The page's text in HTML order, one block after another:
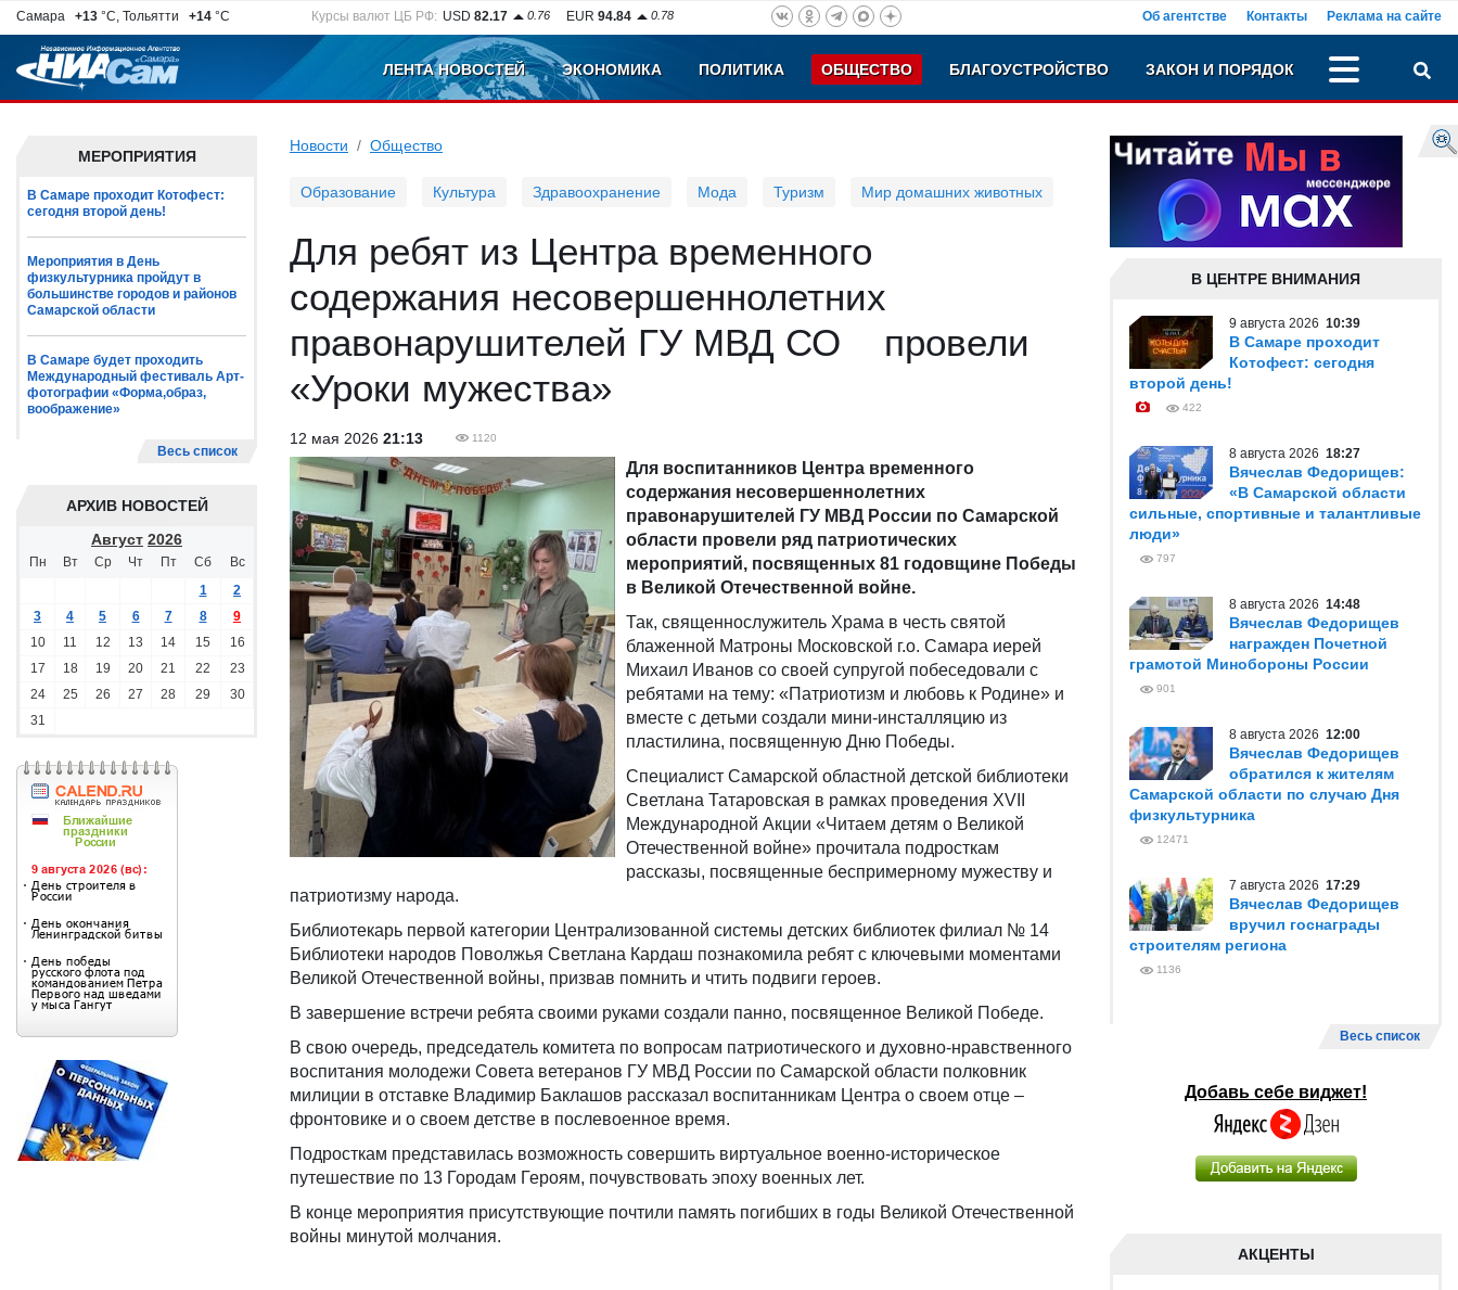
Самара +13 °C, Тольятти +14 °C Курсы валют ЦБ РФ: USD 82.17 0.76 EUR 94.84 0.78 Об агентстве Контакты Реклама на сайте
ЛЕНТА НОВОСТЕЙ ЭКОНОМИКА ПОЛИТИКА ОБЩЕСТВО БЛАГОУСТРОЙСТВО ЗАКОН И ПОРЯДОК
МЕРОПРИЯТИЯ
В Самаре проходит Котофест:
сегодня второй день!
Мероприятия в День
физкультурника пройдут в
большинстве городов и районов
Самарской области
В Самаре будет проходить
Международный фестиваль Арт-
фотографии «Форма,образ,
воображение»
Весь список
АРХИВ НОВОСТЕЙ
Август 2026
Пн Вт Ср Чт Пт Сб
Вс
1
2
3
4 5 6 7 8
9
10
11 12 13 14 15
16
17
18 19 20 21 22
23
24
25 26 27 28 29
30
31
Новости Общество
Образование Культура Здравоохранение Мода Туризм Мир домашних животных
Для ребят из Центра временного
содержания несовершеннолетних
правонарушителей ГУ МВД СО провели
«Уроки мужества»
12 мая 2026 21:13 1120
Для воспитанников Центра временного
содержания несовершеннолетних
правонарушителей ГУ МВД России по Самарской
области провели ряд патриотических
мероприятий, посвященных 81 годовщине Победы
в Великой Отечественной войне.
Так, священнослужитель Храма в честь святой
блаженной Матроны Московской г.о. Самара иерей
Михаил Иванов со своей супругой побеседовали с
ребятами на тему: «Патриотизм и любовь к Родине» и
вместе с детьми создали мини-инсталляцию из
пластилина, посвященную Дню Победы.
Специалист Самарской областной детской библиотеки
Светлана Татаровская в рамках проведения XVII
Международной Акции «Читаем детям о Великой
Отечественной войне» прочитала подросткам
рассказы, посвященные беспримерному мужеству и
патриотизму народа.
Библиотекарь первой категории Централизованной системы детских библиотек филиал № 14
Библиотеки народов Поволжья Светлана Кардаш познакомила ребят с ключевыми моментами
Великой Отечественной войны, призвав помнить и чтить подвиги героев.
В завершение встречи ребята своими руками создали панно, посвященное Великой Победе.
В свою очередь, председатель комитета по вопросам патриотического и духовно-нравственного
воспитания молодежи Совета ветеранов ГУ МВД России по Самарской области полковник
милиции в отставке Владимир Баклашов рассказал воспитанникам Центра о своем отце –
фронтовике и о своем детстве в послевоенное время.
Подросткам представилась возможность совершить виртуальное военно-историческое
путешествие по 13 Городам Героям, почувствовать эпоху военных лет.
В конце мероприятия присутствующие почтили память погибших в годы Великой Отечественной
войны минутой молчания.
В ЦЕНТРЕ ВНИМАНИЯ
9 августа 2026 10:39
В Самаре проходит
Котофест: сегодня
второй день!
422
8 августа 2026 18:27
Вячеслав Федорищев:
«В Самарской области
сильные, спортивные и талантливые
люди»
797
8 августа 2026 14:48
Вячеслав Федорищев
награжден Почетной
грамотой Минобороны России
901
8 августа 2026 12:00
Вячеслав Федорищев
обратился к жителям
Самарской области по случаю Дня
физкультурника
12471
7 августа 2026 17:29
Вячеслав Федорищев
вручил госнаграды
строителям региона
1136
Весь список
Добавь себе виджет!
АКЦЕНТЫ